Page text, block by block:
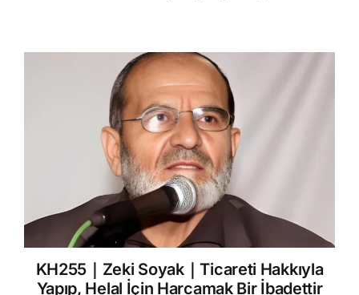
KH255｜Zeki Soyak｜Ticareti Hakkıyla
Yapıp, Helal İçin Harcamak Bir İbadettir